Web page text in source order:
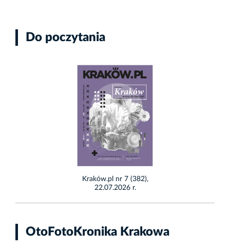
Do poczytania
Kraków.pl nr 7 (382),
22.07.2026 r.
OtoFotoKronika Krakowa